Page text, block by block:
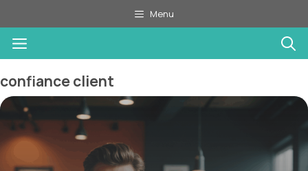
au
contenu
Menu
Menu
confiance client